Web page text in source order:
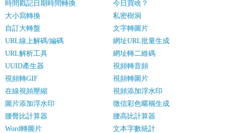
時間戳記日期時間轉換
今日買啥？
大小寫轉換
私密樹洞
自訂大轉盤
文字轉圖片
URL線上解碼/編碼
網址URL批量生成
URL解析工具
網址轉二維碼
UUID產生器
視頻轉音頻
視頻轉GIF
視頻轉圖片
在線視頻壓縮
視頻添加浮水印
圖片添加浮水印
微信彩色暱稱生成
腰臀比計算器
腰高比計算器
Word轉圖片
文本字數統計